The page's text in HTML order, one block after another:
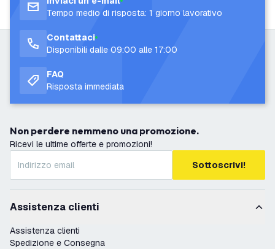
Tempo medio di risposta: 1 giorno lavorativo
Contattaci
Disponibili dalle 09:00 alle 17:00
FAQ
Risposta immediata
Non perdere nemmeno una promozione.
Ricevi le ultime offerte e promozioni!
Sottoscrivi!
Assistenza clienti
Assistenza clienti
Spedizione e Consegna